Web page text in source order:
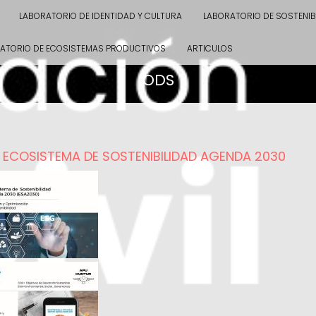
LABORATORIO DE IDENTIDAD Y CULTURA LABORATORIO DE
DE ECOSISTEMAS PRODUCTIVOS ARTICULOS
ODS
DE SOSTENIBILIDAD AGENDA 2030